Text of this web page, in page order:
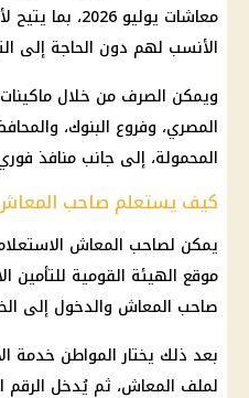
معاشات يوليو
الأنسب لهم دون الحاجة إلى
ويمكن الصرف من خلال ماكينات
المصري، وفروع البنوك،
المحمولة، إلى جانب منافذ
كيف يستعلم صاحب المعاش
يمكن لصاحب المعاش الاستعلام
موقع الهيئة القومية للتأمين
صاحب المعاش والدخول إلى
بعد ذلك يختار المواطن خدمة
لملف المعاش، ثم يُدخل